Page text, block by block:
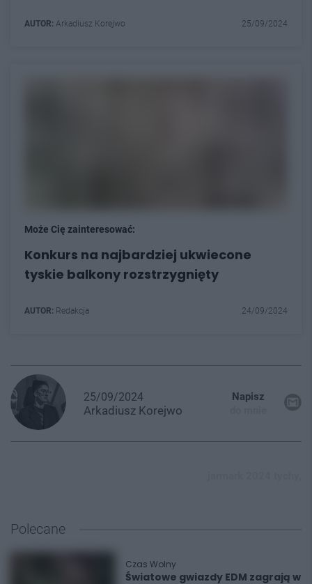
AUTOR: Arkadiusz Korejwo 25/09/2024
Może Cię zainteresować:
Konkurs na najbardziej ukwiecone
tyskie balkony rozstrzygnięty
AUTOR: Redakcja 24/09/2024
25/09/2024
Arkadiusz Korejwo
Napisz
Polecane
Czas Wolny
Światowe gwiazdy EDM zagrają w